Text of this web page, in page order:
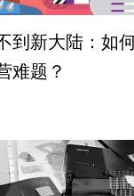
到新大陆：如
难题？